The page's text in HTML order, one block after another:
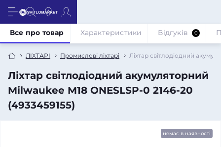
ЛІХТАРІ Промислові ліхтарі Ліхтар світлодіодний
Ліхтар світлодіодний акумуляторний
Milwaukee M18 ONESLSP-0 2146-20
(4933459155)
Все про товар Характеристики Відгуків 0
немає в наявності